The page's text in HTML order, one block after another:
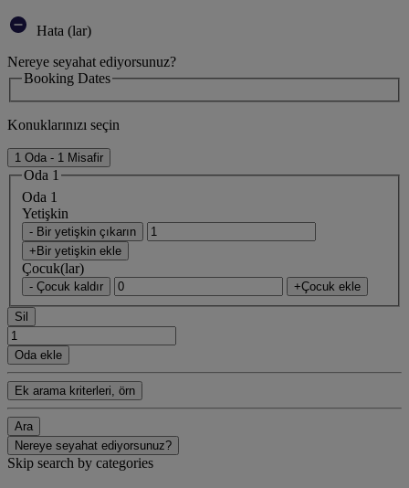
Hata (lar)
Nereye seyahat ediyorsunuz?
Booking Dates
Konuklarınızı seçin
1 Oda - 1 Misafir
Oda 1
Oda 1
Yetişkin
- Bir yetişkin çıkarın
+Bir yetişkin ekle
Çocuk(lar)
- Çocuk kaldır +Çocuk ekle
Sil
Oda ekle
Ek arama kriterleri, örn
Ara
Nereye seyahat ediyorsunuz?
Skip search by categories